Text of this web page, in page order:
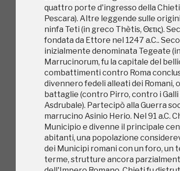
quattro porte d'ingresso della Chieti
Pescara). Altre leggende sulle
ninfa Teti (in greco Thètis, Θετις).
fondata da Ettore nel 1247 a.C..
inizialmente denominata Tegeate
Marrucinorum, fu la capitale del
combattimenti contro Roma
divennero fedeli alleati dei
battaglie (contro Pirro, contro i
Asdrubale). Partecipò alla Guerra
marrucino Asinio Herio. Nel 91
Municipio e divenne il principale
abitanti, una popolazione
dei Municipi romani con un foro, un
terme, strutture ancora
divennero fedeli alleati dei
battaglie (contro Pirro, contro i
Asdrubale). Partecipò alla Guerra
marrucino Asinio Herio. Nel 91
Municipio e divenne il principale
abitanti, una popolazione
dei Municipi romani con un foro, un
terme, strutture ancora
dell'Impero Romano, Chieti fu
un ruolo predominante sotto la
finchè non fu distrutta da Pipino e
seguito, sotto il controllo dei Conti
continuò a far valere il proprio
e soprattutto con gli Aragonesi,
tutti gli Abruzzi con diritto di